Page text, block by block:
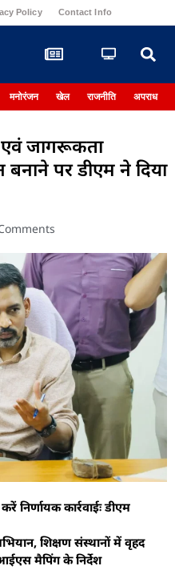
Policy Contact Info
मनोरंजन खेल राजनीति अपराध
जागरूकता
पर डीएम ने दिया
कार्रवाईः डीएम
शिक्षण संस्थानों में वृहद
मैपिंग के निर्देश